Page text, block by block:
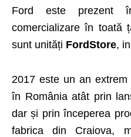
Ford este
comercializare în toată
sunt unități FordStore,
2017 este un an
în România atât prin
dar și prin începerea
fabrica din Craiova,